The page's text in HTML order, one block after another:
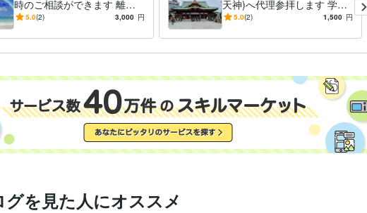
時のご相談ができます 離婚
裁判まで行った経験者が、丁
5.0(2) 3,000 円
天神)へ代理参拝します 学
業、就職など遠方やコロナで
5.0(2) 1,500 円
を見た人にオススメ